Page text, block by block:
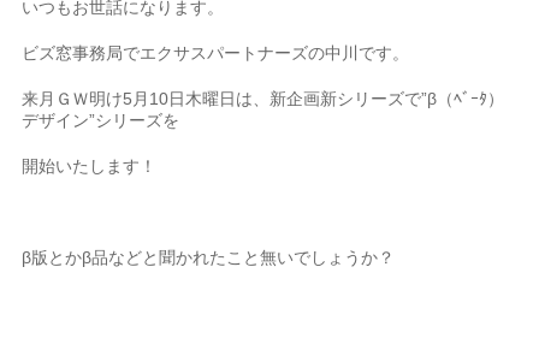
いつもお世話になります。
ビズ窓事務局でエクサスパートナーズの中川です。
来月ＧＷ明け5月10日木曜日は、新企画新シリーズで”β（ﾍﾞｰﾀ）
デザイン”シリーズを
開始いたします！
β版とかβ品などと聞かれたこと無いでしょうか？